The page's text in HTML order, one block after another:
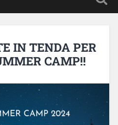
IN TENDA PER
CAMP!!